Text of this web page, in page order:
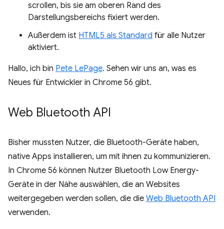
scrollen, bis sie am oberen Rand des
Darstellungsbereichs fixiert werden.
Außerdem ist HTML5 als Standard für alle Nutzer
aktiviert.
Hallo, ich bin Pete LePage. Sehen wir uns an, was es
Neues für Entwickler in Chrome 56 gibt.
Web Bluetooth API
Bisher mussten Nutzer, die Bluetooth-Geräte haben,
native Apps installieren, um mit ihnen zu kommunizieren.
In Chrome 56 können Nutzer Bluetooth Low Energy-
Geräte in der Nähe auswählen, die an Websites
weitergegeben werden sollen, die die Web Bluetooth API
verwenden.